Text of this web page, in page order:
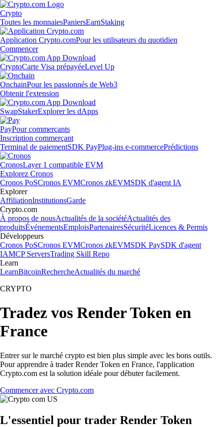
Crypto
Toutes les monnaiesPaniersEarnStaking
Application Crypto.comPour les utilisateurs du quotidien
Commencer
CryptoCarte Visa prépayéeLevel Up
OnchainPour les passionnés de Web3
Obtenir l'extension
SwapStakerExplorer les dApps
PayPour commerçants
Inscription commerçant
Terminal de paiementSDK PayPlug-ins e-commercePrédictions
CronosLayer 1 compatible EVM
Explorez Cronos
Cronos PoSCronos EVMCronos zkEVMSDK d'agent IA
Explorer
AffiliationInstitutionsGarde
Crypto.com
À propos de nousActualités de la sociétéActualités des
produitsÉvénementsEmploisPartenairesSécuritéLicences & Permis
Développeurs
Cronos PoSCronos EVMCronos zkEVMSDK PaySDK d'agent
IAMCP ServersTrading Skill Repo
Learn
LearnBitcoinRechercheActualités du marché
CRYPTO
Tradez vos Render Token en
France
Entrer sur le marché crypto est bien plus simple avec les bons outils.
Pour apprendre à trader Render Token en France, l'application
Crypto.com est la solution idéale pour débuter facilement.
Commencer avec Crypto.com
L'essentiel pour trader Render Token